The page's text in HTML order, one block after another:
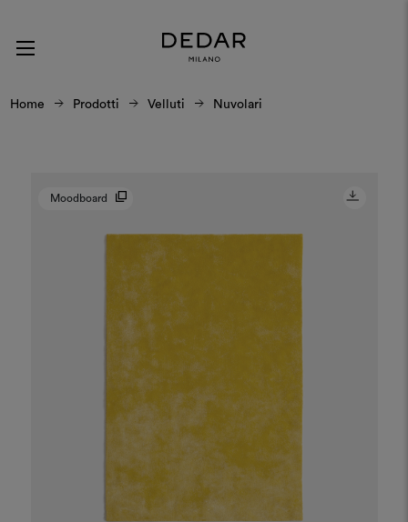
Home Prodotti Velluti Nuvolari
Moodboard